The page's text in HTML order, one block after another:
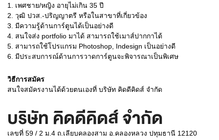
1.
เพศชาย/หญิง อายุไม่เกิน 35 ปี
2. วุฒิ ปวส.-ปริญญาตรี หรือในสาขาที่เกี่ยวข้อง
3. มีความรู้ด้านการ์ตูนได้เป็นอย่างดี
4. สนใจส่ง portfolio มาได้ สามารถใช้เมาส์ปากกาได้
5. สามารถใช้โปรแกรม Photoshop, Indesign เป็นอย่างดี
6. มีประสบการณ์ด้านการวาดการ์ตูนจะพิจารณาเป็นพิเศษ
วิธีการสมัคร
สนใจสมัครงานได้ด้วยตนเองที่ บริษัท คิดดีคิดส์ จำกัด
บริษัท คิดดีคิดส์ จำกัด
เลขที่ 59 / 2 ม.4 ถ.เลียบคลองสาม อ.คลองหลวง ปทุมธานี 12120